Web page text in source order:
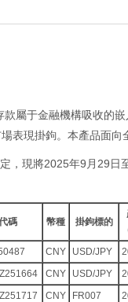
款屬于金融機構吸收的
表現掛鉤。本產品面向
，現將2025年9月29日
碼 幣種 掛鉤標的
CNY USD/JPY
CNY USD/JPY
CNY FR007